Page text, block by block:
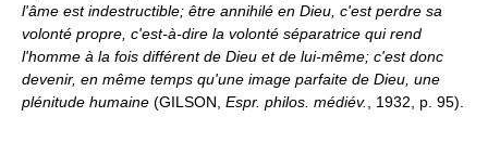
l'âme est indestructible; être annihilé en Dieu, c'est perdre sa
volonté propre, c'est-à-dire la volonté séparatrice qui rend
l'homme à la fois différent de Dieu et de lui-même; c'est donc
devenir, en même temps qu'une image parfaite de Dieu, une
plénitude humaine (GILSON, Espr. philos. médiév. , 1932, p. 95).